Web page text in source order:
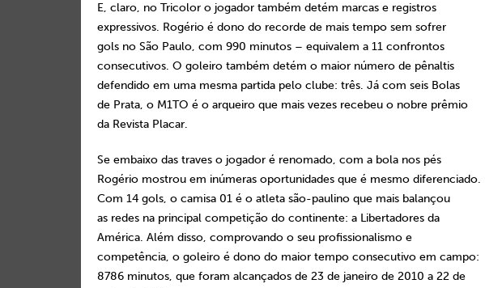
E, claro, no Tricolor o jogador também detém marcas e registros
expressivos. Rogério é dono do recorde de mais tempo sem sofrer
gols no São Paulo, com 990 minutos – equivalem a 11 confrontos
consecutivos. O goleiro também detém o maior número de pênaltis
defendido em uma mesma partida pelo clube: três. Já com seis Bolas
de Prata, o M1TO é o arqueiro que mais vezes recebeu o nobre prêmio
da Revista Placar.
Se embaixo das traves o jogador é renomado, com a bola nos pés
Rogério mostrou em inúmeras oportunidades que é mesmo diferenciado.
Com 14 gols, o camisa 01 é o atleta são-paulino que mais balançou
as redes na principal competição do continente: a Libertadores da
América. Além disso, comprovando o seu profissionalismo e
competência, o goleiro é dono do maior tempo consecutivo em campo:
8786 minutos, que foram alcançados de 23 de janeiro de 2010 a 22 de